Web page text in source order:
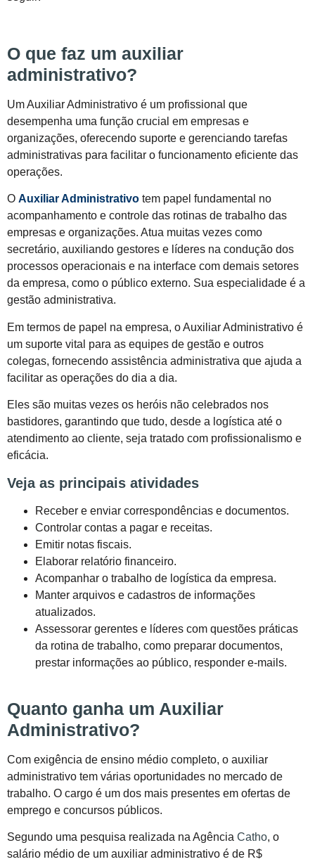
O que faz um auxiliar
administrativo?
Um Auxiliar Administrativo é um profissional que
desempenha uma função crucial em empresas e
organizações, oferecendo suporte e gerenciando tarefas
administrativas para facilitar o funcionamento eficiente das
operações.
O Auxiliar Administrativo tem papel fundamental no
acompanhamento e controle das rotinas de trabalho das
empresas e organizações. Atua muitas vezes como
secretário, auxiliando gestores e líderes na condução dos
processos operacionais e na interface com demais setores
da empresa, como o público externo. Sua especialidade é a
gestão administrativa.
Em termos de papel na empresa, o Auxiliar Administrativo é
um suporte vital para as equipes de gestão e outros
colegas, fornecendo assistência administrativa que ajuda a
facilitar as operações do dia a dia.
Eles são muitas vezes os heróis não celebrados nos
bastidores, garantindo que tudo, desde a logística até o
atendimento ao cliente, seja tratado com profissionalismo e
eficácia.
Veja as principais atividades
Receber e enviar correspondências e documentos.
Controlar contas a pagar e receitas.
Emitir notas fiscais.
Elaborar relatório financeiro.
Acompanhar o trabalho de logística da empresa.
Manter arquivos e cadastros de informações
atualizados.
Assessorar gerentes e líderes com questões práticas
da rotina de trabalho, como preparar documentos,
prestar informações ao público, responder e-mails.
Quanto ganha um Auxiliar
Administrativo?
Com exigência de ensino médio completo, o auxiliar
administrativo tem várias oportunidades no mercado de
trabalho. O cargo é um dos mais presentes em ofertas de
emprego e concursos públicos.
Segundo uma pesquisa realizada na Agência Catho, o
salário médio de um auxiliar administrativo é de R$